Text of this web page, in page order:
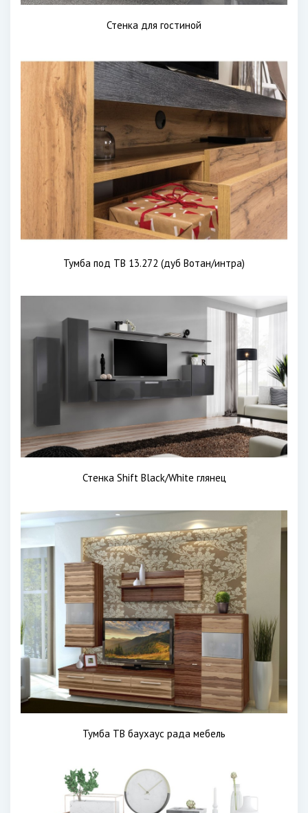
Стенка для гостиной
Тумба под ТВ 13.272 (дуб Вотан/интра)
Стенка Shift Black/White глянец
Тумба ТВ баухаус рада мебель